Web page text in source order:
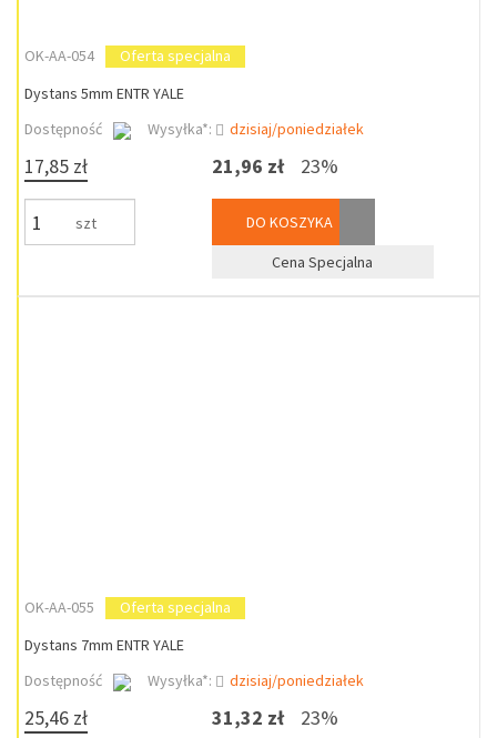
OK-AA-054
Oferta specjalna
Dystans 5mm ENTR YALE
Dostępność
Wysyłka*: dzisiaj/poniedziałek
17,85 zł
szt
21,96 zł 23%
DO KOSZYKA
Cena Specjalna
OK-AA-055
Oferta specjalna
Dystans 7mm ENTR YALE
Dostępność
Wysyłka*: dzisiaj/poniedziałek
25,46 zł 31,32 zł 23%